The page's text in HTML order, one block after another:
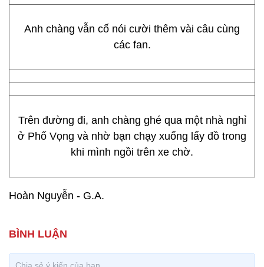
Anh chàng vẫn cố nói cười thêm vài câu cùng
các fan.
Trên đường đi, anh chàng ghé qua một nhà nghỉ
ở Phố Vọng và nhờ bạn chạy xuống lấy đồ trong
khi mình ngồi trên xe chờ.
Hoàn Nguyễn - G.A.